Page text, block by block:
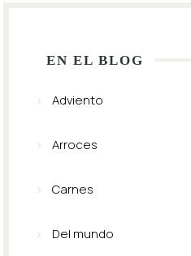
EN EL BLOG
Adviento
Arroces
Carnes
Del mundo